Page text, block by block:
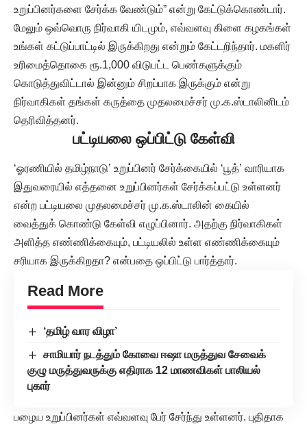
உறுப்பினர்களை சேர்க்க வேண்டும்” என்று கேட்டுக்கொண்டார்.
மேலும் ஒவ்வொரு நிர்வாகி யிடமும், எவ்வளவு கிளை கழகங்கள்
உங்கள் கட்டுப்பாட்டில் இருக்கிறது என்றும் கேட்டறிந்தார். மகளிர்
உரிமைத்தொகை ரூ.1,000 விடுபட்ட பெண்களுக்கும்
கொடுத்துவிட்டால் இன்னும் சிறப்பாக இருக்கும் என்று
நிர்வாகிகள் தங்கள் கருத்தை முதலமைச்சர் மு.க.ஸ்டாலினிடம்
தெரிவித்தனர்.
பட்டியலை ஒப்பிட்டு கேள்வி
‘ஓரணியில் தமிழ்நாடு’ உறுப்பினர் சேர்க்கையில் ‘பூத்’ வாரியாக
இதுவரையில் எத்தனை உறுப்பினர்கள் சேர்க்கப்பட்டு உள்ளனர்
என்ற பட்டியலை முதலமைச்சர் மு.க.ஸ்டாலின் கையில்
வைத்துக் கொண்டு கேள்வி எழுப்பினார். அதற்கு நிர்வாகிகள்
அளித்த எண்ணிக்கையும், பட்டியலில் உள்ள எண்ணிக்கையும்
சரியாக இருக்கிறதா? என்பதை ஒப்பிட்டு பார்த்தார்.
Read More
‘தமிழ் வார விழா’
சாமியார் நடத்தும் கோவை ஈஷா மருத்துவ சேவைக்
குழு மருத்துவருக்கு எதிராக 12 மாணவிகள் பாலியல்
புகார்
பழைய உறுப்பினர்கள் எவ்வளவு பேர் சேர்ந்து உள்ளனர். புதிதாக